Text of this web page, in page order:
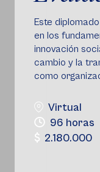
Este
en los
innovación
cambio y la
como
96 horas
Virtual
2.180.000